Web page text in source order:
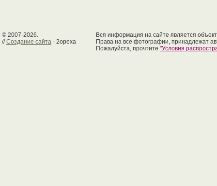
© 2007-2026.
//Создание сайта - 2opexa
Вся информация на сайте является
Права на все фотографии, принадлежат
Пожалуйста, прочтите "Условия